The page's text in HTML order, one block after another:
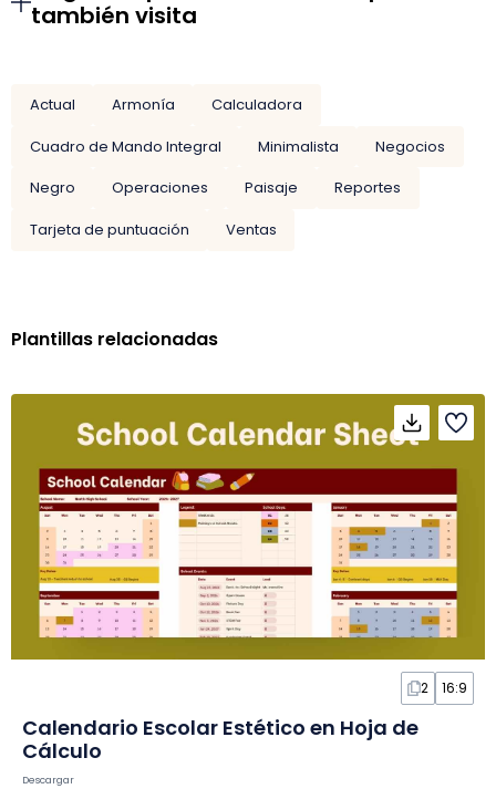
también visita
Actual Armonía
Calculadora
Cuadro de Mando Integral
Minimalista
Negocios
Negro
Operaciones Paisaje
Reportes
Tarjeta de puntuación
Ventas
Plantillas relacionadas
2 16:9
Calendario Escolar Estético en Hoja de
Cálculo
Descargar